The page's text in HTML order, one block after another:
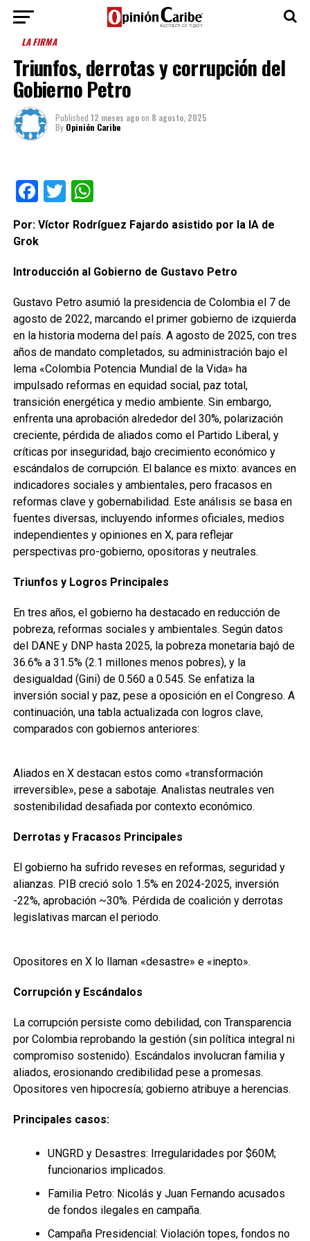
LA FIRMA
Triunfos, derrotas y corrupción del
Gobierno Petro
Published 12 meses agoon 8 agosto, 2025
By Opinión Caribe
Facebook
TwitterWhatsApp
Por: Víctor Rodríguez Fajardo asistido por la IA de
Grok
Introducción al Gobierno de Gustavo Petro
Gustavo Petro asumió la presidencia de Colombia el 7 de
agosto de 2022, marcando el primer gobierno de izquierda
en la historia moderna del país. A agosto de 2025, con tres
años de mandato completados, su administración bajo el
lema «Colombia Potencia Mundial de la Vida» ha
impulsado reformas en equidad social, paz total,
transición energética y medio ambiente. Sin embargo,
enfrenta una aprobación alrededor del 30%, polarización
creciente, pérdida de aliados como el Partido Liberal, y
críticas por inseguridad, bajo crecimiento económico y
escándalos de corrupción. El balance es mixto: avances en
indicadores sociales y ambientales, pero fracasos en
reformas clave y gobernabilidad. Este análisis se basa en
fuentes diversas, incluyendo informes oficiales, medios
independientes y opiniones en X, para reflejar
perspectivas pro-gobierno, opositoras y neutrales.
Triunfos y Logros Principales
En tres años, el gobierno ha destacado en reducción de
pobreza, reformas sociales y ambientales. Según datos
del DANE y DNP hasta 2025, la pobreza monetaria bajó de
36.6% a 31.5% (2.1 millones menos pobres), y la
desigualdad (Gini) de 0.560 a 0.545. Se enfatiza la
inversión social y paz, pese a oposición en el Congreso. A
continuación, una tabla actualizada con logros clave,
comparados con gobiernos anteriores:
Aliados en X destacan estos como «transformación
irreversible», pese a sabotaje. Analistas neutrales ven
sostenibilidad desafiada por contexto económico.
Derrotas y Fracasos Principales
El gobierno ha sufrido reveses en reformas, seguridad y
alianzas. PIB creció solo 1.5% en 2024-2025, inversión
-22%, aprobación ~30%. Pérdida de coalición y derrotas
legislativas marcan el periodo.
Opositores en X lo llaman «desastre» e «inepto».
Corrupción y Escándalos
La corrupción persiste como debilidad, con Transparencia
por Colombia reprobando la gestión (sin política integral ni
compromiso sostenido). Escándalos involucran familia y
aliados, erosionando credibilidad pese a promesas.
Opositores ven hipocresía; gobierno atribuye a herencias.
Principales casos:
UNGRD y Desastres: Irregularidades por $60M;
funcionarios implicados.
Familia Petro: Nicolás y Juan Fernando acusados
de fondos ilegales en campaña.
Campaña Presidencial: Violación topes, fondos no